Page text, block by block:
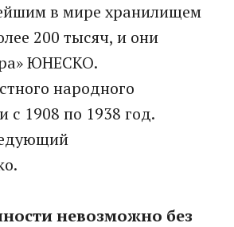
в мире хранилищем
200 тысяч, и они
ЮНЕСКО.
народного
с 1908 по 1938 год.
невозможно без